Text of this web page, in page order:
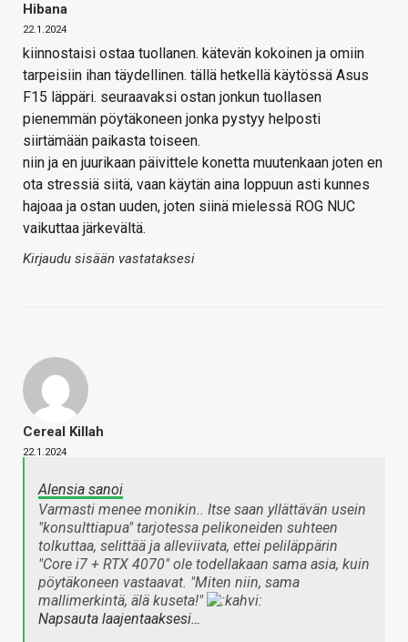
Hibana
22.1.2024
kiinnostaisi ostaa tuollanen. kätevän kokoinen ja omiin
tarpeisiin ihan täydellinen. tällä hetkellä käytössä Asus
F15 läppäri. seuraavaksi ostan jonkun tuollasen
pienemmän pöytäkoneen jonka pystyy helposti
siirtämään paikasta toiseen.
niin ja en juurikaan päivittele konetta muutenkaan joten en
ota stressiä siitä, vaan käytän aina loppuun asti kunnes
hajoaa ja ostan uuden, joten siinä mielessä ROG NUC
vaikuttaa järkevältä.
Kirjaudu sisään vastataksesi
Cereal Killah
22.1.2024
Alensia sanoi
Varmasti menee monikin.. Itse saan yllättävän usein
"konsulttiapua" tarjotessa pelikoneiden suhteen
tolkuttaa, selittää ja alleviivata, ettei peliläppärin
"Core i7 + RTX 4070" ole todellakaan sama asia, kuin
pöytäkoneen vastaavat. "Miten niin, sama
mallimerkintä, älä kuseta!"
Napsauta laajentaaksesi…